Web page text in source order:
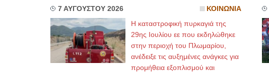
7 ΑΥΓΟΥΣΤΟΥ 2026 ΚΟΙΝΩΝΙΑ
Η καταστροφική πυρκαγιά της
29ης Ιουλίου εε που εκδηλώθηκε
στην περιοχή του Πλωμαρίου,
ανέδειξε τις αυξημένες ανάγκες για
προμήθεια εξοπλισμού και